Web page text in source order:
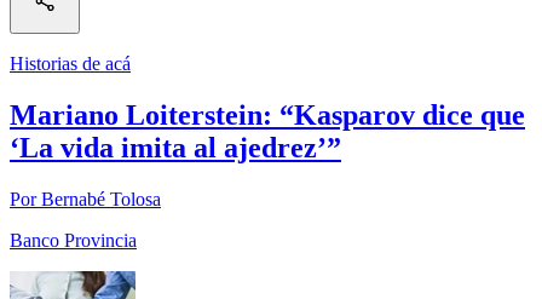
Historias de acá
Mariano Loiterstein: “Kasparov dice que
‘La vida imita al ajedrez’”
Por Bernabé Tolosa
Banco Provincia